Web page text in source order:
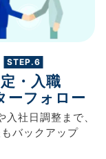
STEP.6
・入職
ーフォロー
入社日調整まで、
バックアップ